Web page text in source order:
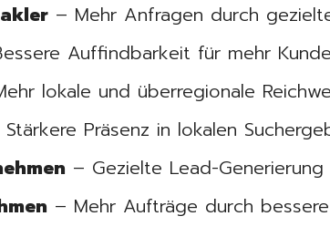
– Mehr Anfragen durch
Auffindbarkeit für mehr
lokale und überregionale
Präsenz in lokalen
– Gezielte Lead-Generierung
– Mehr Aufträge durch